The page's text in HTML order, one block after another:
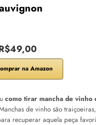
na Amazon
como tirar mancha de vinho
de vinho são
recuperar aquela peça